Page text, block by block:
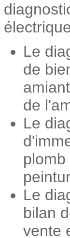
Le
de
de
Le
Le
bilan
vente